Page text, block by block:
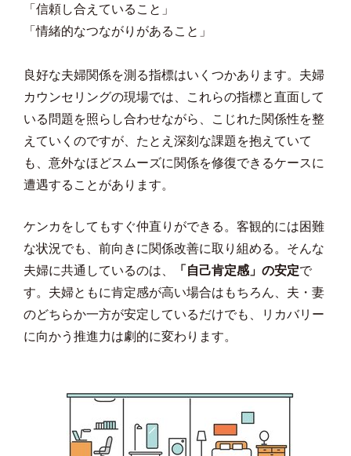
「信頼し合えていること」
「情緒的なつながりがあること」
良好な夫婦関係を測る指標はいくつかあります。夫婦
カウンセリングの現場では、これらの指標と直面して
いる問題を照らし合わせながら、こじれた関係性を整
えていくのですが、たとえ深刻な課題を抱えていて
も、意外なほどスムーズに関係を修復できるケースに
遭遇することがあります。
ケンカをしてもすぐ仲直りができる。客観的には困難
な状況でも、前向きに関係改善に取り組める。そんな
夫婦に共通しているのは、
「自己肯定感」の安定で
す。夫婦ともに肯定感が高い場合はもちろん、夫・妻
のどちらか一方が安定しているだけでも、リカバリー
に向かう推進力は劇的に変わります。